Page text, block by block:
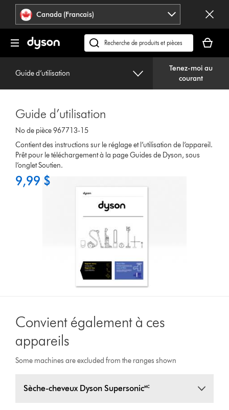
Veuillez
ou
appuyer
Déclaration
relative
à
l’accessibilité
Canada (Francais)
Recherchez
des
support
site
web
panier
est
vide.
Guide d’utilisation
Tenez-moi au
courant
Guide d’utilisation
No de pièce 967713-15
Contient des instructions sur le réglage et l’utilisation de l’appareil.
Prêt pour le téléchargement à la page Guides de Dyson, sous
l’onglet Soutien.
9,99 $
Convient également à ces
appareils
Some machines are excluded from the ranges shown
Sèche-cheveux Dyson Supersonic🅪